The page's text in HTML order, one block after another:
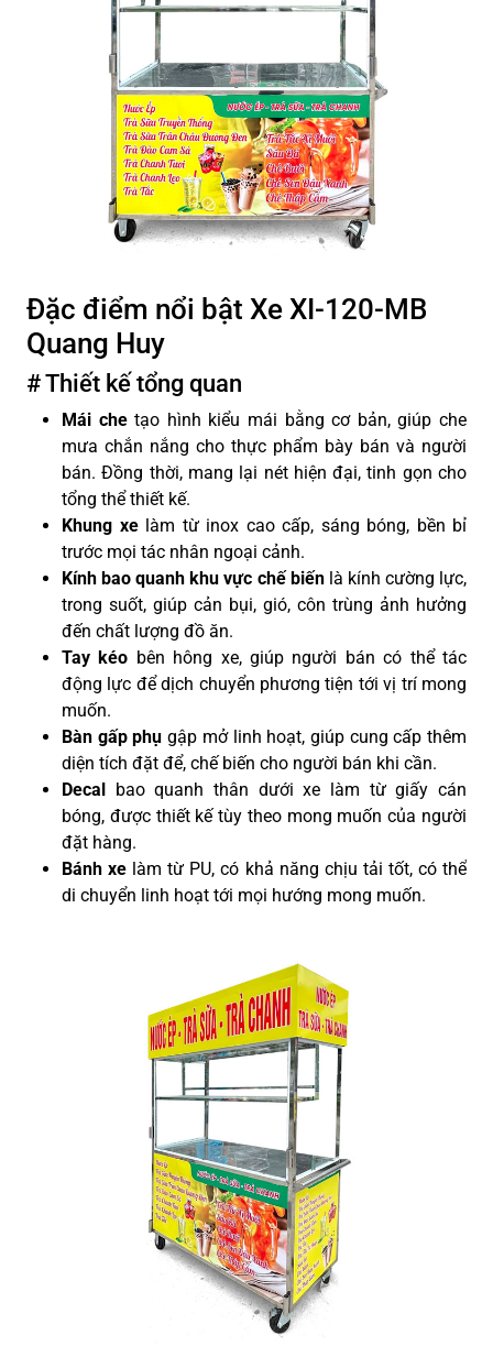
Đặc điểm nổi bật Xe XI-120-MB
Quang Huy
# Thiết kế tổng quan
Mái chetạo hình kiểu mái bằng cơ bản, giúp che
mưa chắn nắng cho thực phẩm bày bán và người
bán. Đồng thời, mang lại nét hiện đại, tinh gọn cho
tổng thể thiết kế.
Khung xelàm từ inox cao cấp, sáng bóng, bền bỉ
trước mọi tác nhân ngoại cảnh.
Kính bao quanh khu vực chế biến là kính cường lực,
trong suốt, giúp cản bụi, gió, côn trùng ảnh hưởng
đến chất lượng đồ ăn.
Tay kéo bên hông xe, giúp người bán có thể tác
động lực để dịch chuyển phương tiện tới vị trí mong
muốn.
Bàn gấp phụgập mở linh hoạt, giúp cung cấp thêm
diện tích đặt để, chế biến cho người bán khi cần.
Decal
bao quanh thân dưới xe làm từ giấy cán
bóng, được thiết kế tùy theo mong muốn của người
đặt hàng.
Bánh xe làm từ PU, có khả năng chịu tải tốt, có thể
di chuyển linh hoạt tới mọi hướng mong muốn.